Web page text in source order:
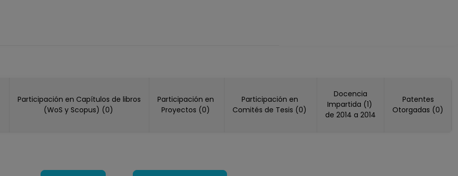
Participación en Capítulos de libros
(WoS y Scopus) (0)
Participación en
Proyectos (0)
Participación en
Comités de Tesis (0)
Docencia
Impartida (1)
de 2014 a 2014
Patentes
Otorgadas (0)